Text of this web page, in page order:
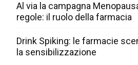
Al via la campagna
regole: il ruolo della farmacia
Drink Spiking: le farmacie
la sensibilizzazione